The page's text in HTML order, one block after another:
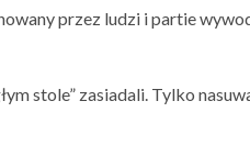
przez ludzi i partie
stole” zasiadali. Tylko